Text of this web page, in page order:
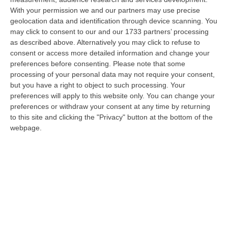
With your permission we and our partners may use precise
geolocation data and identification through device scanning. You
may click to consent to our and our 1733 partners’ processing
as described above. Alternatively you may click to refuse to
consent or access more detailed information and change your
preferences before consenting. Please note that some
processing of your personal data may not require your consent,
but you have a right to object to such processing. Your
preferences will apply to this website only. You can change your
preferences or withdraw your consent at any time by returning
to this site and clicking the "Privacy" button at the bottom of the
webpage.
Meteo, Ondata Di Caldo Estremo Fino A Ferragosto
“Nella giornata di oggi ancora temporali, in alcuni casi molto intensi, sui
rilievi di Alpi e Appennini, e in locale estensione fin verso le…
09 Agosto, 15:10
Razionalizzazione Della Spesa Sanitaria E Acquisti Sotto Controllo.
La Strategia “anti-Sprechi” Della Regione
“CATANZARO La razionalizzazione della spesa sanitaria passa dalla
centralizzazione degli acquisti. È una delle direttrici individuate dalla…
09 Agosto, 14:37